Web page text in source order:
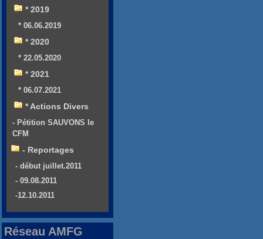
* 2019
* 06.06.2019
* 2020
* 22.05.2020
* 2021
* 06.07.2021
* Actions Divers
- Pétition SAUVONS le
CFM
- Reportages
- début juillet.2011
- 09.08.2011
-12.10.2011
Réseau AMFG